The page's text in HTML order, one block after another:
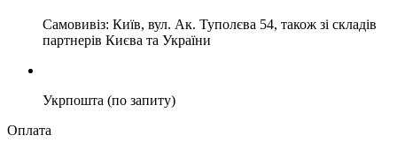
Самовивіз: Київ, вул. Ак. Туполєва 54, також зі складів
партнерів Києва та України
Укрпошта (по запиту)
Оплата